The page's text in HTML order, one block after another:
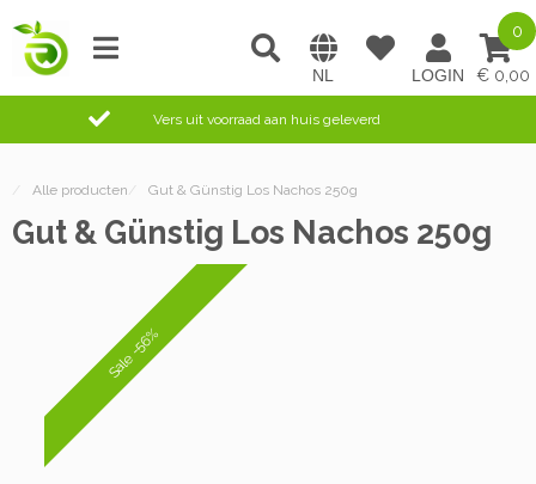
0,00
0
Vers uit voorraad aan huis geleverd
/ Alle producten / Gut & Günstig Los Nachos 250g
Gut & Günstig Los Nachos 250g
Sale -56%